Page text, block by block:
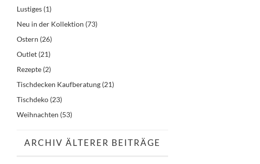
Lustiges (1)
Neu in der Kollektion (73)
Ostern (26)
Outlet (21)
Rezepte (2)
Tischdecken Kaufberatung (21)
Tischdeko (23)
Weihnachten (53)
ARCHIV ÄLTERER BEITRÄGE